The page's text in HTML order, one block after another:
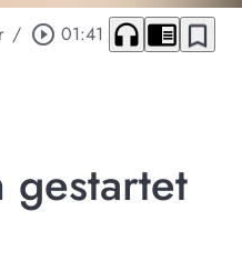
/ play_circle_outline 01:41 headphones chrome_reader_mode bookmark_border
gestartet